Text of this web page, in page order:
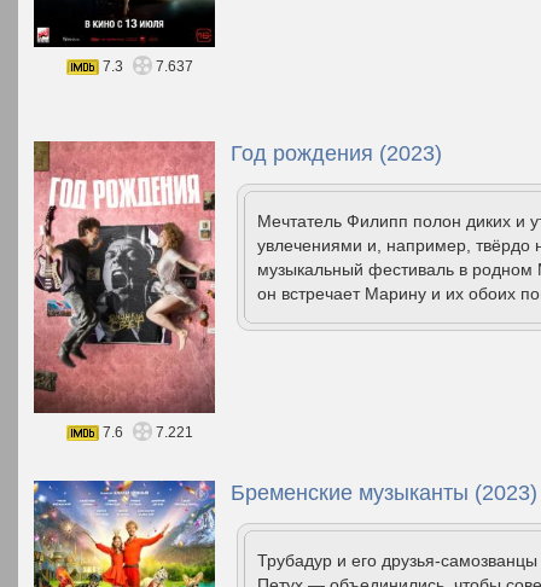
7.3 7.637
Год рождения (2023)
Мечтатель Филипп полон диких и
увлечениями и, например, твёрдо
музыкальный фестиваль в родном
он встречает Марину и их обоих
7.6 7.221
Бременские музыканты (2023)
Трубадур и его друзья-